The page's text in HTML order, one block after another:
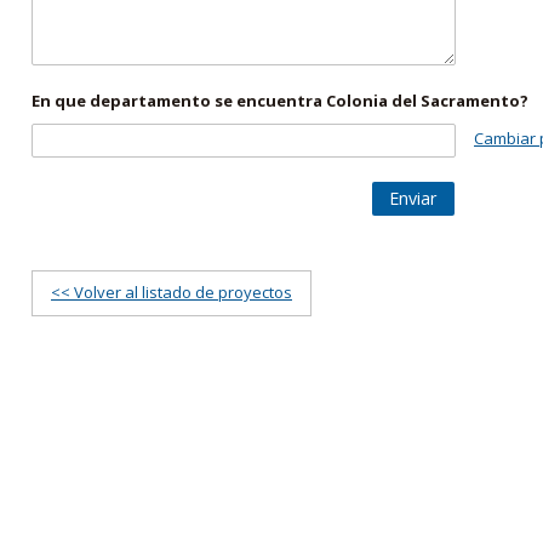
En que departamento se encuentra Colonia del Sacramento?
Cambiar
Enviar
<< Volver al listado de proyectos